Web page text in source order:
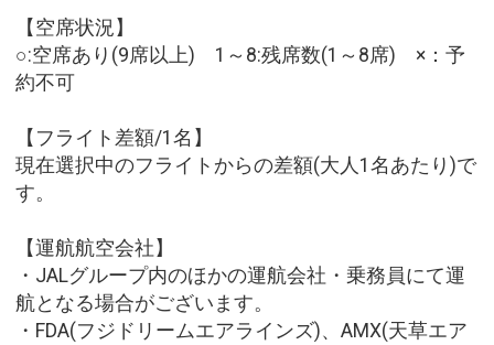
【空席状況】
○:空席あり(9席以上) 1～8:残席数(1～8席) ×：予
約不可
【フライト差額/1名】
現在選択中のフライトからの差額(大人1名あたり)で
す。
【運航航空会社】
・JALグループ内のほかの運航会社・乗務員にて運
航となる場合がございます。
・FDA(フジドリームエアラインズ)、AMX(天草エア